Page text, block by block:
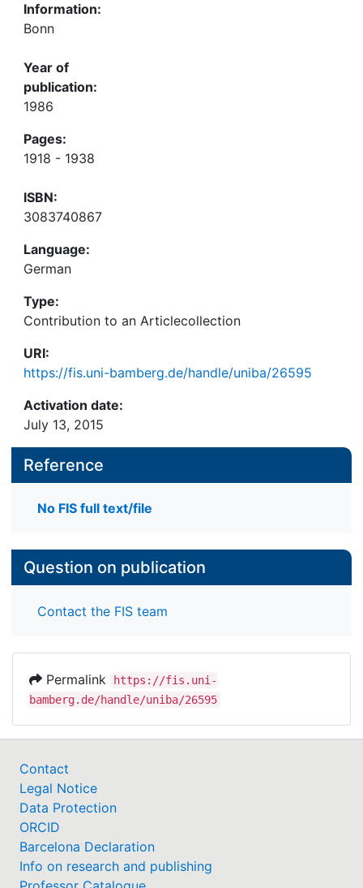
Information:
Bonn
Year of
publication:
1986
Pages:
1918 - 1938
ISBN:
3083740867
Language:
German
Type:
Contribution to an Articlecollection
URI:
https://fis.uni-bamberg.de/handle/uniba/26595
Activation date:
July 13, 2015
Reference
No FIS full text/file
Question on publication
Contact the FIS team
Permalink
https://fis.uni-
bamberg.de/handle/uniba/26595
Contact
Legal Notice
Data Protection
ORCID
Barcelona Declaration
Info on research and publishing